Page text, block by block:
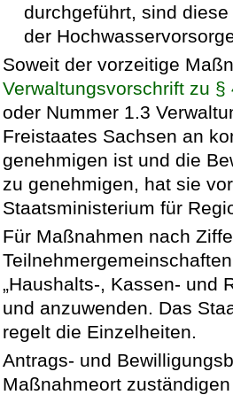
durchgeführt, sind
der
Soweit der vorzeitige
Verwaltungsvorschrift zu
oder Nummer 1.3
Freistaates Sachsen an
genehmigen ist und die
zu genehmigen, hat sie
Staatsministerium für
Für Maßnahmen nach
„Haushalts-, Kassen- und
und anzuwenden. Das
regelt die Einzelheiten.
Antrags- und
Maßnahmeort